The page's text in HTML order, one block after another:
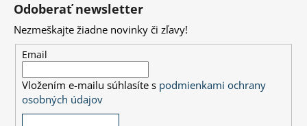
Odoberať newsletter
Nezmeškajte žiadne novinky či zľavy!
Email
Vložením e-mailu súhlasíte s podmienkami ochrany
osobných údajov